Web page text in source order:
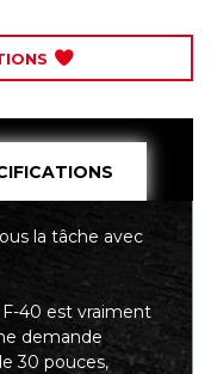
la tâche avec
40 est vraiment
demande
30 pouces,